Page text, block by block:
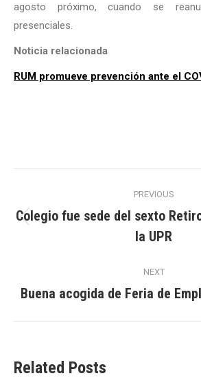
agosto próximo, cuando se
presenciales.
Noticia relacionada
RUM promueve prevención ante el
navigation
PREVIOUS
post:
Colegio fue sede del sexto
la UPR
NEXT
Next
Buena acogida de Feria de
Related Posts